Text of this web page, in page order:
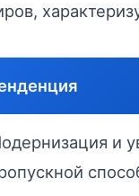
и